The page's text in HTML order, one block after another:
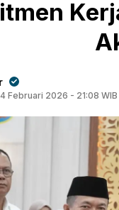
Februari 2026 - 21:08 WIB